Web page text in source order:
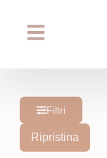
Filtri
Ripristina